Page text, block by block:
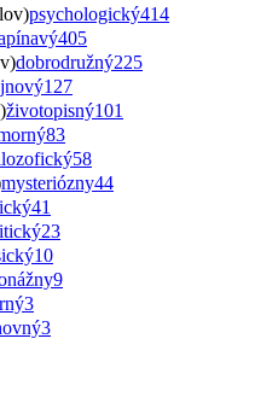
psychologický414
405
dobrodružný225
127
životopisný101
83
58
mysteriózny44
41
23
10
9
3
3